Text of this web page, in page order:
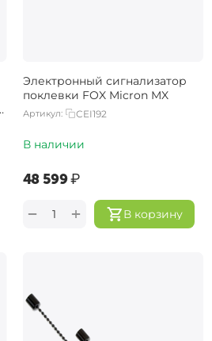
Электронный сигнализатор
поклевки FOX Micron MX
Артикул: CEI192
В наличии
‍48 599‍₽
В корзину
+
−